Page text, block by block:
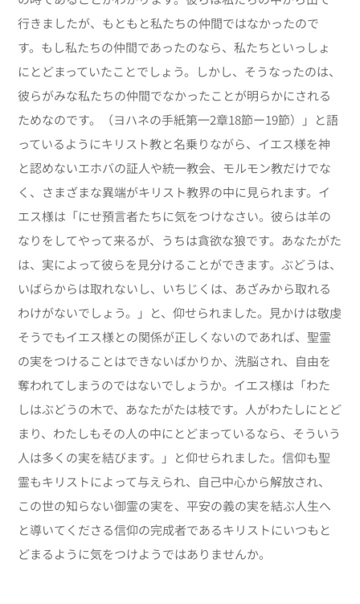
行きましたが、もともと私たちの仲間ではなかったので
す。もし私たちの仲間であったのなら、私たちといっしょ
にとどまっていたことでしょう。しかし、そうなったのは、
彼らがみな私たちの仲間でなかったことが明らかにされる
ためなのです。（ヨハネの手紙第一2章18節ー19節）」と語
っているようにキリスト教と名乗りながら、イエス様を神
と認めないエホバの証人や統一教会、モルモン教だけでな
く、さまざまな異端がキリスト教界の中に見られます。イ
エス様は「にせ預言者たちに気をつけなさい。彼らは羊の
なりをしてやって来るが、うちは貪欲な狼です。あなたがた
は、実によって彼らを見分けることができます。ぶどうは、
いばらからは取れないし、いちじくは、あざみから取れる
わけがないでしょう。」と、仰せられました。見かけは敬虔
そうでもイエス様との関係が正しくないのであれば、聖霊
の実をつけることはできないばかりか、洗脳され、自由を
奪われてしまうのではないでしょうか。イエス様は「わた
しはぶどうの木で、あなたがたは枝です。人がわたしにとど
まり、わたしもその人の中にとどまっているなら、そういう
人は多くの実を結びます。」と仰せられました。信仰も聖
霊もキリストによって与えられ、自己中心から解放され、
この世の知らない御霊の実を、平安の義の実を結ぶ人生へ
と導いてくださる信仰の完成者であるキリストにいつもと
どまるように気をつけようではありませんか。